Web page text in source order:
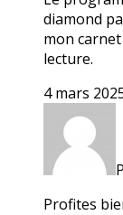
diamond
mon
lecture.
4 mars
Profites